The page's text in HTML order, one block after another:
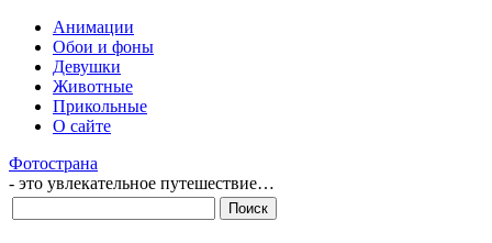
Анимации
Обои и фоны
Девушки
Животные
Прикольные
О сайте
Фотострана
- это увлекательное путешествие…